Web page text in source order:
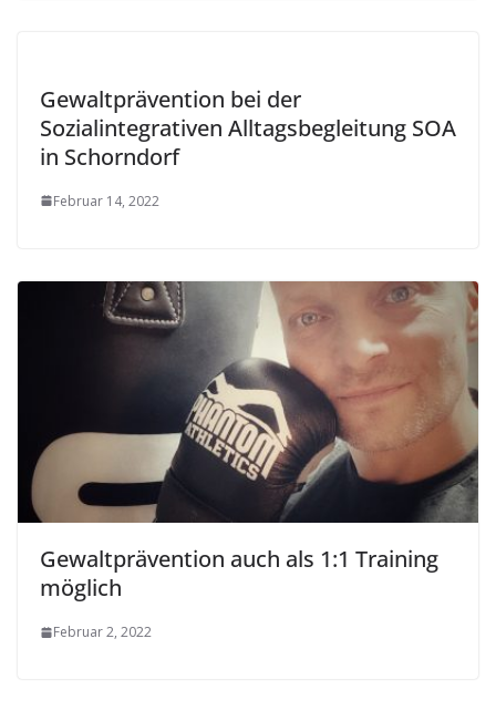
Gewaltprävention bei der
Sozialintegrativen Alltagsbegleitung SOA
in Schorndorf
Februar 14, 2022
Gewaltprävention auch als 1:1 Training
möglich
Februar 2, 2022